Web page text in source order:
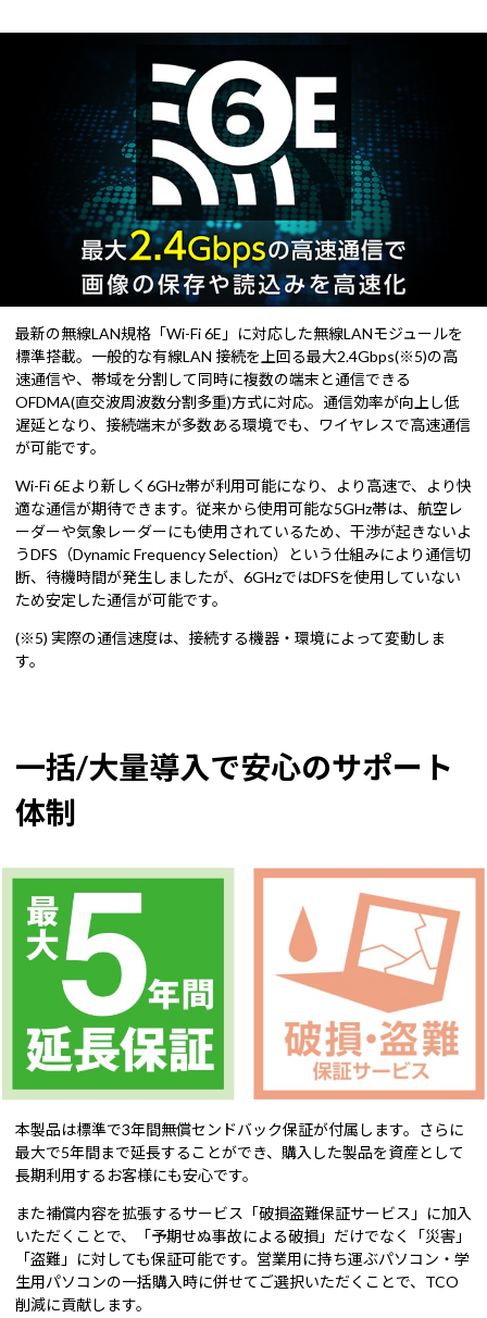
最新の無線LAN規格「Wi-Fi 6E」に対応した無線LANモジュールを
標準搭載。一般的な有線LAN 接続を上回る最大2.4Gbps(※5)の高
速通信や、帯域を分割して同時に複数の端末と通信できる
OFDMA(直交波周波数分割多重)方式に対応。通信効率が向上し低
遅延となり、接続端末が多数ある環境でも、ワイヤレスで高速通信
が可能です。
Wi-Fi 6Eより新しく6GHz帯が利用可能になり、より高速で、より快
適な通信が期待できます。従来から使用可能な5GHz帯は、航空レ
ーダーや気象レーダーにも使用されているため、干渉が起きないよ
うDFS（Dynamic Frequency Selection）という仕組みにより通信切
断、待機時間が発生しましたが、6GHzではDFSを使用していない
ため安定した通信が可能です。
(※5) 実際の通信速度は、接続する機器・環境によって変動しま
す。
一括/大量導入で安心のサポート
体制
本製品は標準で3年間無償センドバック保証が付属します。さらに
最大で5年間まで延長することができ、購入した製品を資産として
長期利用するお客様にも安心です。
また補償内容を拡張するサービス「破損盗難保証サービス」に加入
いただくことで、「予期せぬ事故による破損」だけでなく「災害」
「盗難」に対しても保証可能です。営業用に持ち運ぶパソコン・学
生用パソコンの一括購入時に併せてご選択いただくことで、TCO
削減に貢献します。